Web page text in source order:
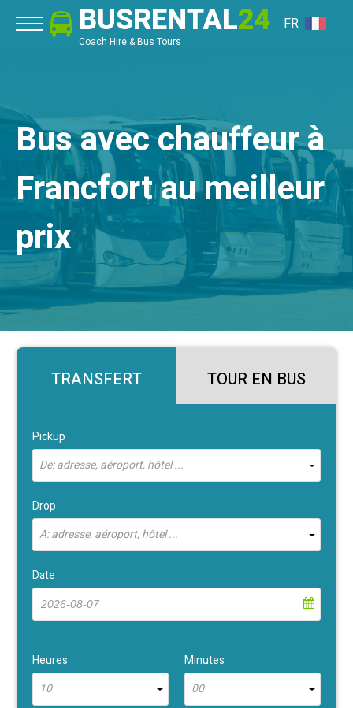
BUSRENTAL24
Coach Hire & Bus Tours
FR
Bus avec chauffeur à
Francfort au meilleur
prix
TRANSFERT TOUR EN BUS
Pickup
De: adresse, aéroport, hôtel ...
Drop
À: adresse, aéroport, hôtel ...
Date
Heures
10
Minutes
00